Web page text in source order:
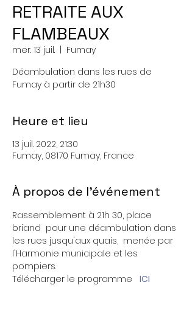
RETRAITE AUX
FLAMBEAUX
mer. 13 juil.
Fumay
Déambulation dans les rues de
Fumay à partir de 21h30
Heure et lieu
13 juil. 2022, 21:30
Fumay, 08170 Fumay, France
À propos de l'événement
Rassemblement à 21h 30, place
briand  pour une déambulation dans
les rues jusqu'aux quais,  menée par
l'Harmonie municipale et les
pompiers.
Télécharger le programme ICI